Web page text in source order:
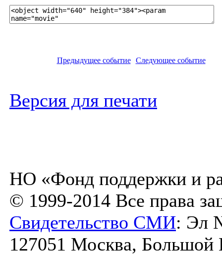
Предыдущее событие Следующее событие
Версия для печати
НО «Фонд поддержки и
© 1999-2014 Все права
Свидетельство СМИ: Эл
127051 Москва, Большой